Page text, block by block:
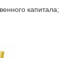
капитала;